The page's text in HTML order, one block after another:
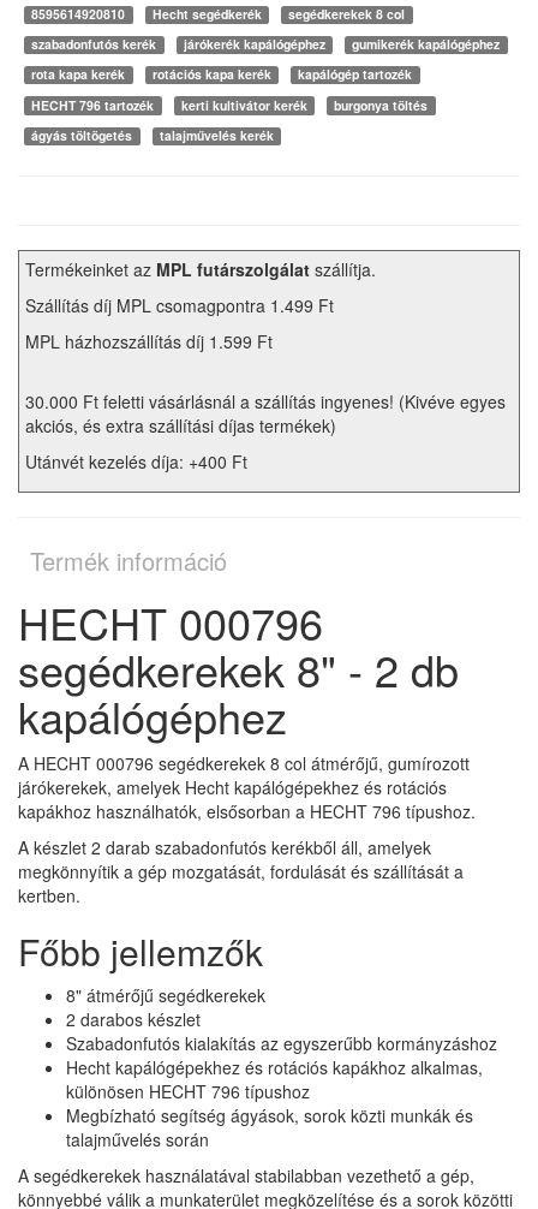
8595614920810
Hecht segédkerék
segédkerekek 8 col
szabadonfutós kerék
járókerék kapálógéphez
gumikerék kapálógéphez
rota kapa kerék
rotációs kapa kerék
kapálógép tartozék
HECHT 796 tartozék
kerti kultivátor kerék
burgonya töltés
ágyás töltögetés
talajművelés kerék
Termékeinket az MPL futárszolgálat szállítja.
Szállítás díj MPL csomagpontra 1.499 Ft
MPL házhozszállítás díj 1.599 Ft
30.000 Ft feletti vásárlásnál a szállítás ingyenes! (Kivéve egyes
akciós, és extra szállítási díjas termékek)
Utánvét kezelés díja: +400 Ft
Termék információ
HECHT 000796
segédkerekek 8" - 2 db
kapálógéphez
A HECHT 000796 segédkerekek 8 col átmérőjű, gumírozott
járókerekek, amelyek Hecht kapálógépekhez és rotációs
kapákhoz használhatók, elsősorban a HECHT 796 típushoz.
A készlet 2 darab szabadonfutós kerékből áll, amelyek
megkönnyítik a gép mozgatását, fordulását és szállítását a
kertben.
Főbb jellemzők
8" átmérőjű segédkerekek
2 darabos készlet
Szabadonfutós kialakítás az egyszerűbb kormányzáshoz
Hecht kapálógépekhez és rotációs kapákhoz alkalmas,
különösen HECHT 796 típushoz
Megbízható segítség ágyások, sorok közti munkák és
talajművelés során
A segédkerekek használatával stabilabban vezethető a gép,
könnyebbé válik a munkaterület megközelítése és a sorok közötti